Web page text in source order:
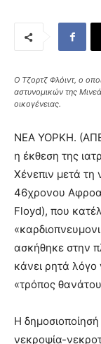
Ο Τζορτζ Φλόιντ, ο
αστυνομικών της
οικογένειας.
ΝΕΑ ΥΟΡΚΗ. (ΑΠΕ
η έκθεση της
Χένεπιν μετά
46χρονου
Floyd), που
ασκήθηκε στην
κάνει ρητά λόγο
«τρόπος
Η
νεκροψία-